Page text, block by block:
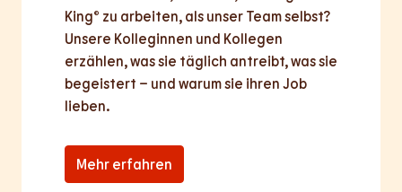
King® zu arbeiten, als unser Team selbst?
Unsere Kolleginnen und Kollegen
erzählen, was sie täglich antreibt, was sie
begeistert – und warum sie ihren Job
lieben.
Mehr erfahren